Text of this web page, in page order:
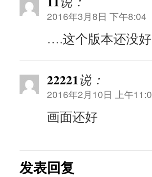
2016年3月8日 下午8:04
….这个版本还没
22221说：
2016年2月10日 上午
画面还好
发表回复